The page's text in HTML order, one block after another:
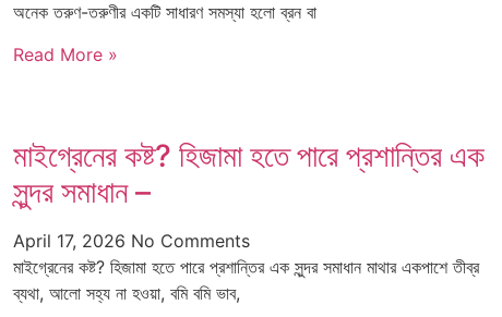
অনেক তরুণ-তরুণীর একটি সাধারণ সমস্যা হলো ব্রন বা
Read More »
মাইগ্রেনের কষ্ট? হিজামা হতে পারে প্রশান্তির এক
সুন্দর সমাধান –
April 17, 2026 No Comments
মাইগ্রেনের কষ্ট? হিজামা হতে পারে প্রশান্তির এক সুন্দর সমাধান মাথার একপাশে তীব্র
ব্যথা, আলো সহ্য না হওয়া, বমি বমি ভাব,